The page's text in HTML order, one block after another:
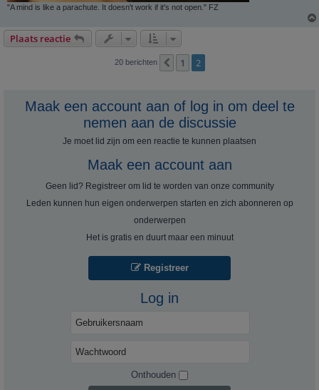
"A mind is like a parachute. It doesn't work if it's not open." FZ
Plaats reactie
20 berichten Vorige
1 2
Maak een account aan of log in om deel te
nemen aan de discussie
Je moet lid zijn om een ​​reactie te kunnen plaatsen
Maak een account aan
Geen lid? Registreer om lid te worden van onze community
Leden kunnen hun eigen onderwerpen starten en zich abonneren op
onderwerpen
Het is gratis en duurt maar een minuut
Registreer
Log in
Onthouden